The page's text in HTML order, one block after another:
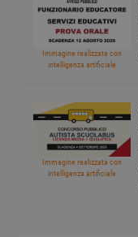
Immagine realizzata con
intelligenza artificiale
Immagine realizzata con
intelligenza artificiale